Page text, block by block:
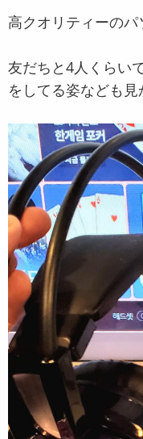
高クオリティーの
友だちと4人くらい
をしてる姿なども見